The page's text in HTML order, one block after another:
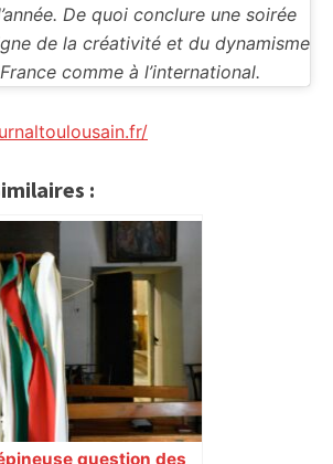
De quoi conclure une soirée
de la créativité et du dynamisme
comme à l’international.
:
question des